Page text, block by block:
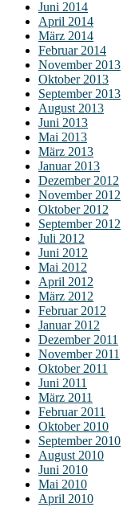
Juni 2014
April 2014
März 2014
Februar 2014
November 2013
Oktober 2013
September 2013
August 2013
Juni 2013
Mai 2013
März 2013
Januar 2013
Dezember 2012
November 2012
Oktober 2012
September 2012
Juli 2012
Juni 2012
Mai 2012
April 2012
März 2012
Februar 2012
Januar 2012
Dezember 2011
November 2011
Oktober 2011
Juni 2011
März 2011
Februar 2011
Oktober 2010
September 2010
August 2010
Juni 2010
Mai 2010
April 2010